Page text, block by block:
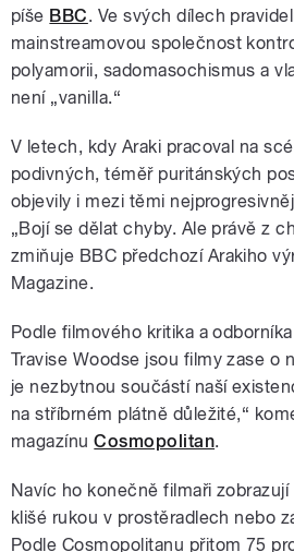
píše BBC. Ve svých dílech
mainstreamovou společnost
polyamorii, sadomasochismus a
není „vanilla.“
V letech, kdy Araki pracoval na
podivných, téměř puritánských
objevily i mezi těmi
„Bojí se dělat chyby. Ale právě z
zmiňuje BBC předchozí Arakiho
Magazine.
Podle filmového kritika a
Travise Woodse jsou filmy zase o
je nezbytnou součástí naší
na stříbrném plátně důležité,“
magazínu Cosmopolitan.
Navíc ho konečně filmaři
klišé rukou v prostěradlech nebo
Podle Cosmopolitanu přitom 75